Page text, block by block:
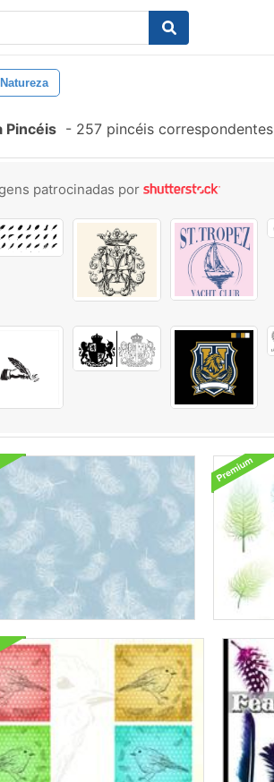
Natureza
Pincéis - 257 pincéis correspondentes
patrocinadas por